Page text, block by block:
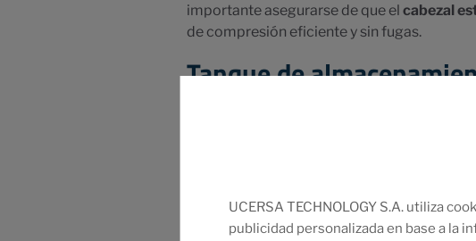
importante asegurarse de que el cabezal
de compresión eficiente y sin fugas.
Tanque de
función principal es proporcionar una
tanque de almacenamiento adecuado y
Filtro de aire:
UCERSA TECHNOLOGY S.A. utiliza
publicidad personalizada en base a la